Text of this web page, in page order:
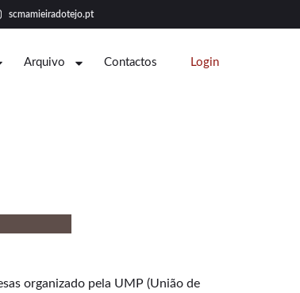
scmamieiradotejo.pt
Arquivo Contactos Login
organizado pela UMP (União de